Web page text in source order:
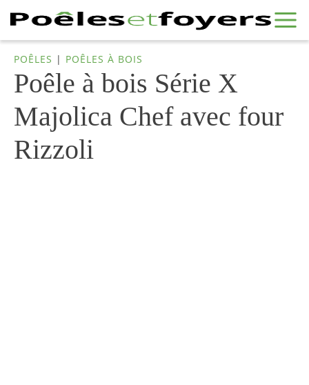
POÊLES | POÊLES À BOIS
Poêle à bois Série X
Majolica Chef avec four
Rizzoli